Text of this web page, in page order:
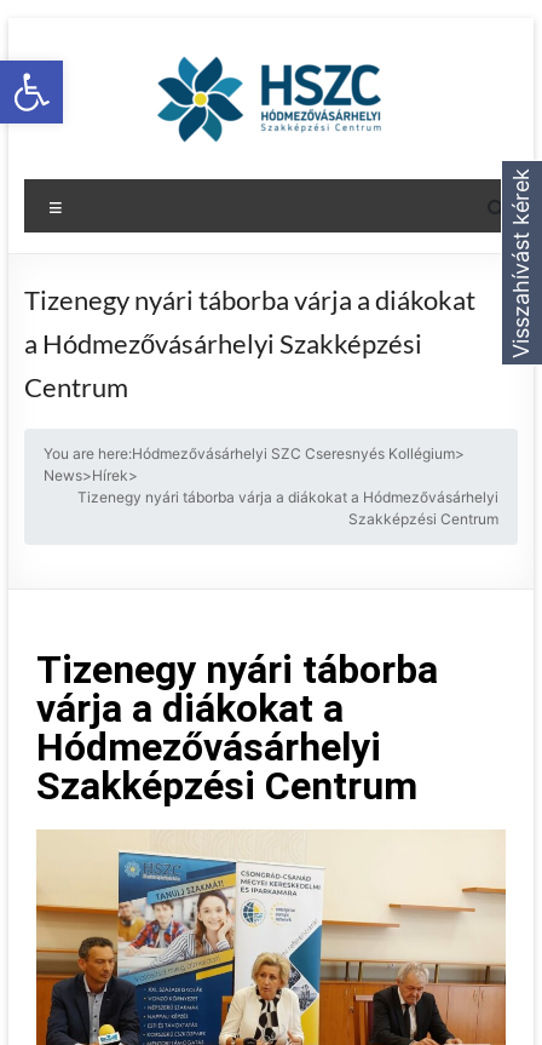
Eszköztár megnyitása
Tizenegy nyári táborba várja a diákokat
a Hódmezővásárhelyi Szakképzési
Centrum
You are here:Hódmezővásárhelyi SZC Cseresnyés Kollégium>
News>Hírek>
Tizenegy nyári táborba várja a diákokat a Hódmezővásárhelyi
Szakképzési Centrum
Tizenegy nyári táborba
várja a diákokat a
Hódmezővásárhelyi
Szakképzési Centrum
Visszahívást kérek